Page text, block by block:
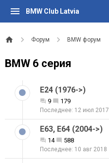
BMW Club Latvia
Форум BMW форум
BMW 6 серия
E24 (1976->)
9 179
12 июл 2017
E63, E64 (2004->)
14 588
10 авг 2018